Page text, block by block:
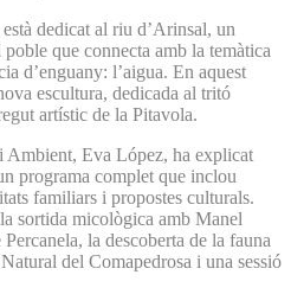
dedicat al riu d’Arinsal, un
que connecta amb la temàtica
d’enguany: l’aigua. En aquest
escultura, dedicada al tritó
artístic de la Pitavola.
Ambient, Eva López, ha explicat
programa complet que inclou
familiars i propostes culturals.
sortida micològica amb Manel
la descoberta de la fauna
del Comapedrosa i una sessió